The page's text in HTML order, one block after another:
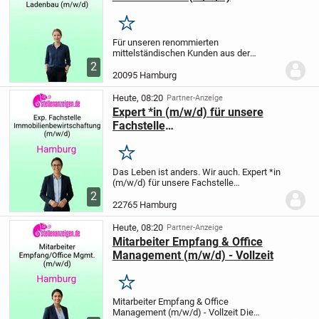
2
Merken
Für unseren renommierten
mittelständischen Kunden aus der
kreative, konzeptions- und
organisationsstarke Persönlichkeit mit
Leidenschaft für ganzheitliche...
20095 Hamburg
2
Heute, 08:20 Partner-Anzeige
Expert *in (m/w/d) für unsere
Fachstelle
Merken
Das Leben ist anders. Wir auch. Expert *in
(m/w/d) für unsere Fachstelle
alsterdorf assistenz west – das sind rund
1.000 Mitarbeiter *innen an 73
Standorten....
22765 Hamburg
Heute, 08:20 Partner-Anzeige
Mitarbeiter Empfang & Office
Management (m/w/d) - Vollzeit
Merken
Mitarbeiter Empfang & Office
Management (m/w/d) - Vollzeit Die